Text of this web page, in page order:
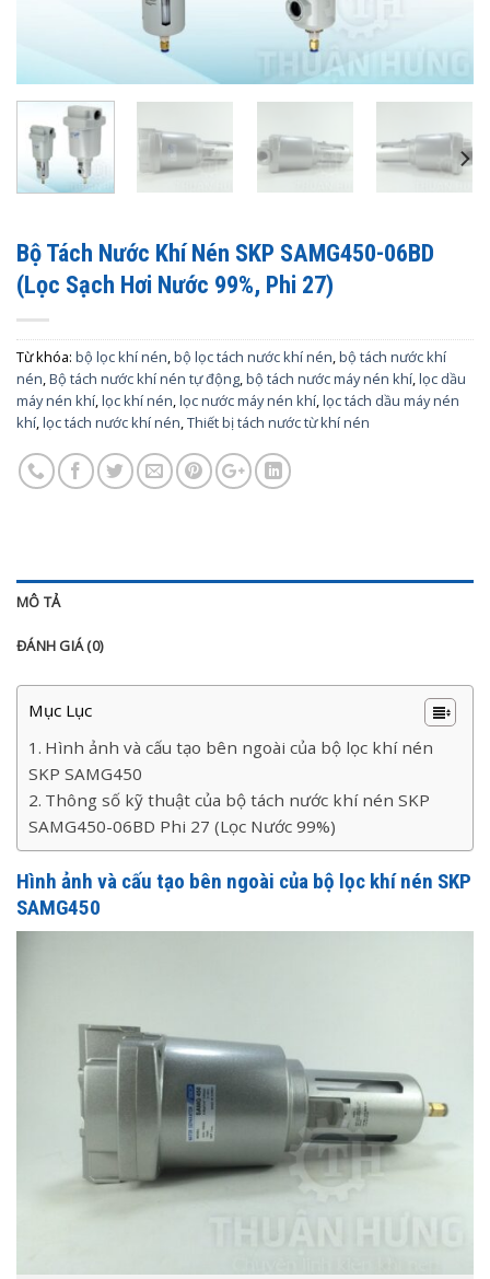
Bộ Tách Nước Khí Nén SKP SAMG450-06BD
(Lọc Sạch Hơi Nước 99%, Phi 27)
Từ khóa: bộ lọc khí nén,bộ lọc tách nước khí nén,bộ tách nước khí
nén,Bộ tách nước khí nén tự động,bộ tách nước máy nén khí,lọc dầu
máy nén khí,lọc khí nén,lọc nước máy nén khí,lọc tách dầu máy nén
khí,lọc tách nước khí nén,Thiết bị tách nước từ khí nén
MÔ TẢ
ĐÁNH GIÁ (0)
Mục Lục
Hình ảnh và cấu tạo bên ngoài của bộ lọc khí nén
SKP SAMG450
Thông số kỹ thuật của bộ tách nước khí nén SKP
SAMG450-06BD Phi 27 (Lọc Nước 99%)
Hình ảnh và cấu tạo bên ngoài của bộ lọc khí nén SKP
SAMG450